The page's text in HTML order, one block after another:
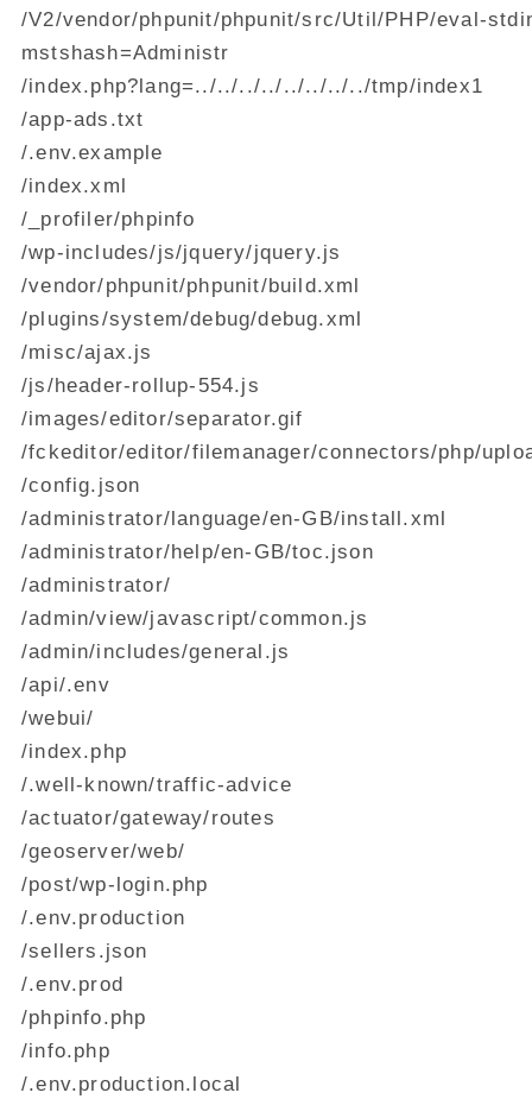
/V2/vendor/phpunit/phpunit/src/Util/PHP/eval-
mstshash=Administr
/index.php?lang=../../../../../../../../tmp/index1
/app-ads.txt
/.env.example
/index.xml
/_profiler/phpinfo
/wp-includes/js/jquery/jquery.js
/vendor/phpunit/phpunit/build.xml
/plugins/system/debug/debug.xml
/misc/ajax.js
/js/header-rollup-554.js
/images/editor/separator.gif
/fckeditor/editor/filemanager/connectors/php/
/config.json
/administrator/language/en-GB/install.xml
/administrator/help/en-GB/toc.json
/administrator/
/admin/view/javascript/common.js
/admin/includes/general.js
/api/.env
/webui/
/index.php
/.well-known/traffic-advice
/actuator/gateway/routes
/geoserver/web/
/post/wp-login.php
/.env.production
/sellers.json
/.env.prod
/phpinfo.php
/info.php
/.env.production.local